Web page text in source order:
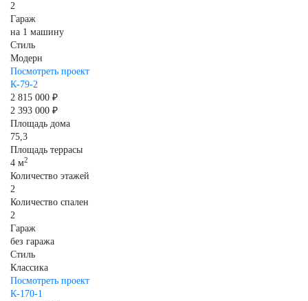
2
Гараж
на 1 машину
Стиль
Модерн
Посмотреть проект
К-79-2
2 815 000 ₽
2 393 000 ₽
Площадь дома
75,3
Площадь террасы
4 м2
Количество этажей
2
Количество спален
2
Гараж
без гаража
Стиль
Классика
Посмотреть проект
К-170-1